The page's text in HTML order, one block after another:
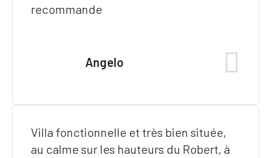
recommande
Angelo
Villa fonctionnelle et très bien située,
au calme sur les hauteurs du Robert, à